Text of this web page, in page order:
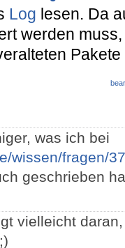
Log lesen. Da
werden
was ich bei
wissen/fragen/
geschrieben
vielleicht